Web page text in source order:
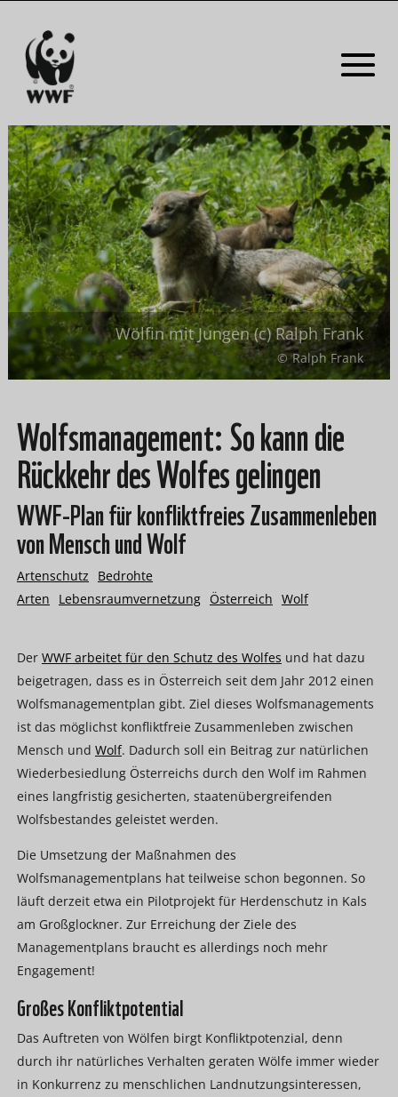
Wölfin mit Jungen (c) Ralph Frank
Ralph Frank
Wolfsmanagement: So kann die
Rückkehr des Wolfes gelingen
WWF-Plan für konfliktfreies Zusammenleben
von Mensch und Wolf
Artenschutz
Bedrohte
Arten
Lebensraumvernetzung Österreich Wolf
Der WWF arbeitet für den Schutz des Wolfes und hat dazu
beigetragen, dass es in Österreich seit dem Jahr 2012 einen
Wolfsmanagementplan gibt. Ziel dieses Wolfsmanagements
ist das möglichst konfliktfreie Zusammenleben zwischen
Mensch und Wolf. Dadurch soll ein Beitrag zur natürlichen
Wiederbesiedlung Österreichs durch den Wolf im Rahmen
eines langfristig gesicherten, staatenübergreifenden
Wolfsbestandes geleistet werden.
Die Umsetzung der Maßnahmen des
Wolfsmanagementplans hat teilweise schon begonnen. So
läuft derzeit etwa ein Pilotprojekt für Herdenschutz in Kals
am Großglockner. Zur Erreichung der Ziele des
Managementplans braucht es allerdings noch mehr
Engagement!
Großes Konfliktpotential
Das Auftreten von Wölfen birgt Konfliktpotenzial, denn
durch ihr natürliches Verhalten geraten Wölfe immer wieder
in Konkurrenz zu menschlichen Landnutzungsinteressen,